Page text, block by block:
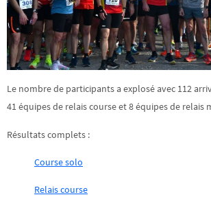
Le nombre de participants a explosé avec 112
41 équipes de relais course et 8 équipes de relais
Résultats complets :
Course solo
Relais course